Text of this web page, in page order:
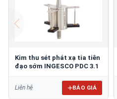
Kim thu sét phát xạ tia tiên
đạo sớm INGESCO PDC 3.1
Liên hệ BÁO GIÁ